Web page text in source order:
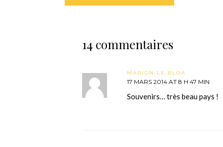
14 commentaires
MARION LE BLOA
17 MARS 2014 AT 8 H 47 MIN
Souvenirs… très beau pays !